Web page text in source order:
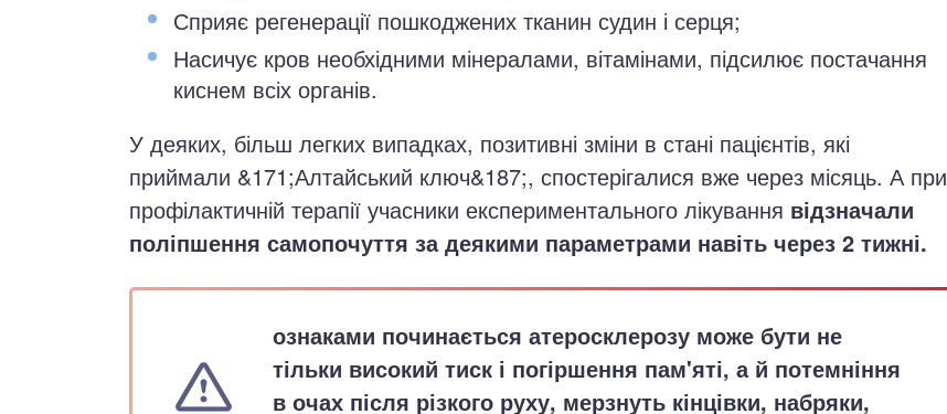
Сприяє регенерації пошкоджених тканин судин і серця;
Насичує кров необхідними мінералами, вітамінами, підсилює постачання
киснем всіх органів.
У деяких, більш легких випадках, позитивні зміни в стані пацієнтів, які
приймали &171;Алтайський ключ&187;, спостерігалися вже через місяць. А при
профілактичній терапії учасники експериментального лікування відзначали
поліпшення самопочуття за деякими параметрами навіть через 2 тижні.
ознаками починається атеросклерозу може бути не
тільки високий тиск і погіршення пам'яті, а й потемніння
в очах після різкого руху, мерзнуть кінцівки, набряки,